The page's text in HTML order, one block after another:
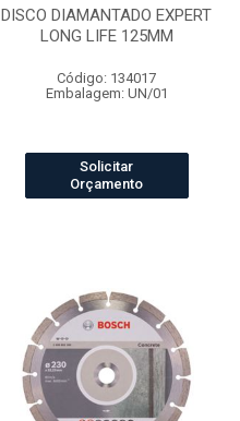
DISCO DIAMANTADO EXPERT
LONG LIFE 125MM
Código: 134017
Embalagem: UN/01
Solicitar
Orçamento